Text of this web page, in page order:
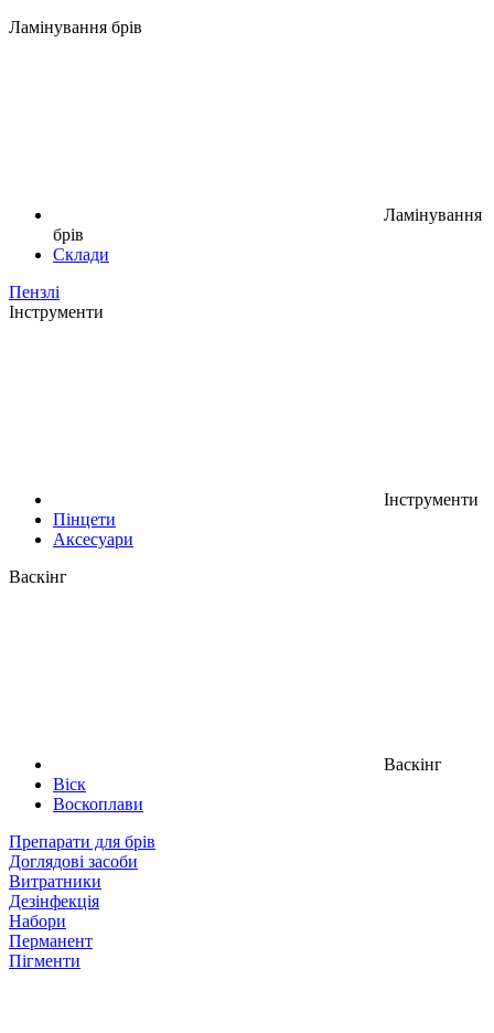
Ламінування брів
Ламінування
брів
Склади
Пензлі
Інструменти
Інструменти
Пінцети
Аксесуари
Васкінг
Васкінг
Віск
Воскоплави
Препарати для брів
Доглядові засоби
Витратники
Дезінфекція
Набори
Перманент
Пігменти